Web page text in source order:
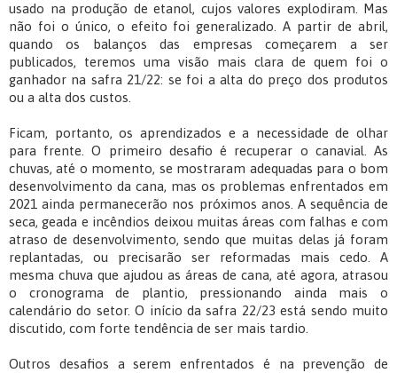
usado na produção de etanol, cujos valores explodiram. Mas
não foi o único, o efeito foi generalizado. A partir de abril,
quando os balanços das empresas começarem a ser
publicados, teremos uma visão mais clara de quem foi o
ganhador na safra 21/22: se foi a alta do preço dos produtos
ou a alta dos custos.
Ficam, portanto, os aprendizados e a necessidade de olhar
para frente. O primeiro desafio é recuperar o canavial. As
chuvas, até o momento, se mostraram adequadas para o bom
desenvolvimento da cana, mas os problemas enfrentados em
2021 ainda permanecerão nos próximos anos. A sequência de
seca, geada e incêndios deixou muitas áreas com falhas e com
atraso de desenvolvimento, sendo que muitas delas já foram
replantadas, ou precisarão ser reformadas mais cedo. A
mesma chuva que ajudou as áreas de cana, até agora, atrasou
o cronograma de plantio, pressionando ainda mais o
calendário do setor. O início da safra 22/23 está sendo muito
discutido, com forte tendência de ser mais tardio.
Outros desafios a serem enfrentados é na prevenção de